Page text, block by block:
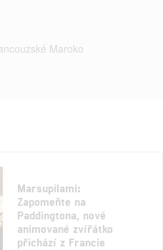
Maroko
Marsupilami:
Zapomeňte na
Paddingtona, nové
animované zvířátko
přichází z Francie